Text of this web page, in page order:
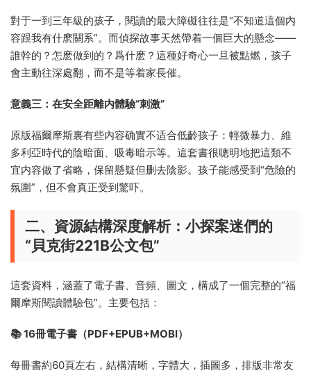
對于一到三年級的孩子，閱讀的最大障礙往往是“不知道這個内
容跟我有什麽關系”。而偵探故事天然帶着一個巨大的懸念——
誰幹的？怎麽做到的？爲什麽？這種好奇心一旦被點燃，孩子
會主動往深處翻，而不是等着家長催。
意義三：在安全距離内體驗“刺激”
原版福爾摩斯裏有些内容确實不适合低齡孩子：輕微暴力、維
多利亞時代的陰暗面、吸毒暗示等。這套書很聰明地把這類不
宜内容做了省略，保留懸疑但删去陰影。孩子能感受到“危險的
氛圍”，但不會真正受到驚吓。
二、資源結構深度解析：小探案迷們的
“貝克街221B公文包”
這套資料，涵蓋了電子書、音頻、圖文，構成了一個完整的“福
爾摩斯閱讀體驗包”。主要包括：
📚 16冊電子書（PDF+EPUB+MOBI）
每冊書約60頁左右，結構清晰，字體大，插圖多，排版非常友